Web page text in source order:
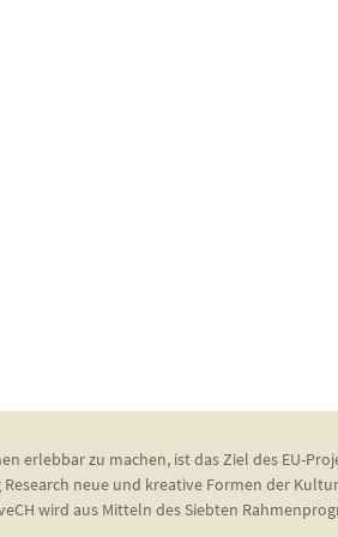
erlebbar zu machen, ist das Ziel des EU-
neue und kreative Formen der
wird aus Mitteln des Siebten